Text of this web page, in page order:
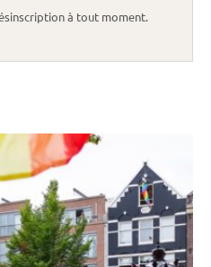
à tout moment.